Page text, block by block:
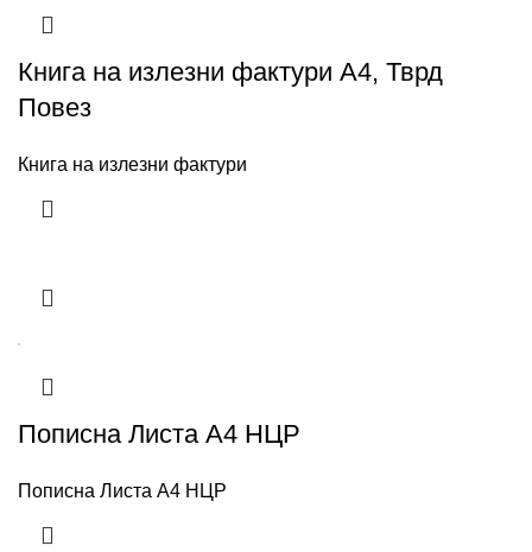
Книга на излезни фактури А4, Тврд
Повез
Книга на излезни фактури
Пописна Листа А4 НЦР
Пописна Листа А4 НЦР